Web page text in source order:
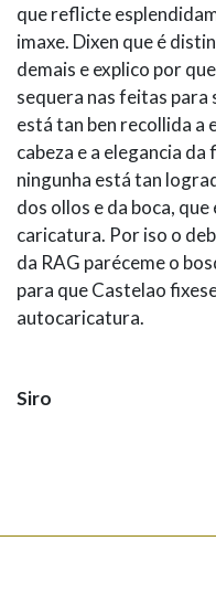
que reflicte
imaxe. Dixen que é
demais e explico por
sequera nas feitas para
está tan ben recollida a
cabeza e a elegancia da
ningunha está tan
dos ollos e da boca, que
caricatura. Por iso o
da RAG paréceme o
para que Castelao
autocaricatura.
Siro